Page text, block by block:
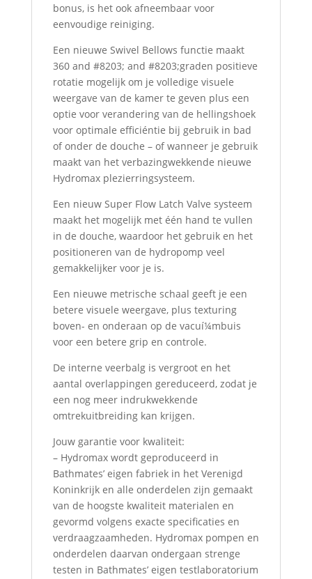
bonus, is het ook afneembaar voor
eenvoudige reiniging.
Een nieuwe Swivel Bellows functie maakt
360 and #8203; and #8203;graden positieve
rotatie mogelijk om je volledige visuele
weergave van de kamer te geven plus een
optie voor verandering van de hellingshoek
voor optimale efficiéntie bij gebruik in bad
of onder de douche – of wanneer je gebruik
maakt van het verbazingwekkende nieuwe
Hydromax plezierringsysteem.
Een nieuw Super Flow Latch Valve systeem
maakt het mogelijk met één hand te vullen
in de douche, waardoor het gebruik en het
positioneren van de hydropomp veel
gemakkelijker voor je is.
Een nieuwe metrische schaal geeft je een
betere visuele weergave, plus texturing
boven- en onderaan op de vacuí¼mbuis
voor een betere grip en controle.
De interne veerbalg is vergroot en het
aantal overlappingen gereduceerd, zodat je
een nog meer indrukwekkende
omtrekuitbreiding kan krijgen.
Jouw garantie voor kwaliteit:
– Hydromax wordt geproduceerd in
Bathmates’ eigen fabriek in het Verenigd
Koninkrijk en alle onderdelen zijn gemaakt
van de hoogste kwaliteit materialen en
gevormd volgens exacte specificaties en
verdraagzaamheden. Hydromax pompen en
onderdelen daarvan ondergaan strenge
testen in Bathmates’ eigen testlaboratorium